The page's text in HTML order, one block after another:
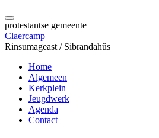
protestantse gemeente
Claercamp
Rinsumageast / Sibrandahûs
Home
Algemeen
Kerkplein
Jeugdwerk
Agenda
Contact